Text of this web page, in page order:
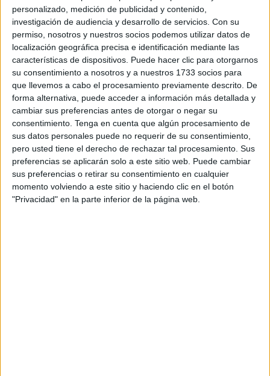
personalizado, medición de publicidad y contenido,
investigación de audiencia y desarrollo de servicios. Con su
permiso, nosotros y nuestros socios podemos utilizar datos de
localización geográfica precisa e identificación mediante las
características de dispositivos. Puede hacer clic para otorgarnos
su consentimiento a nosotros y a nuestros 1733 socios para
que llevemos a cabo el procesamiento previamente descrito. De
forma alternativa, puede acceder a información más detallada y
cambiar sus preferencias antes de otorgar o negar su
consentimiento. Tenga en cuenta que algún procesamiento de
sus datos personales puede no requerir de su consentimiento,
pero usted tiene el derecho de rechazar tal procesamiento. Sus
preferencias se aplicarán solo a este sitio web. Puede cambiar
sus preferencias o retirar su consentimiento en cualquier
momento volviendo a este sitio y haciendo clic en el botón
"Privacidad" en la parte inferior de la página web.
Bike Race’
RAÚL FERNÁNDEZ 20/10/2024
El Centro Ecuestre de Ceuta acoge dos duras
pruebas deportivas este sábado
POR JUAN CARLOS SÁNCHEZ 17/06/2022
Buen rendimiento de los policías locales de
Ceuta en el Campeonato de España de BTT
POR SUSANA IÑESTA 28/09/2019
Emocionante homenaje a Fran en la Marcha
Ciclodeportiva
POR DANIEL VICENTE 21/05/2017
Dominio de Carlos Guzmán en Manilva